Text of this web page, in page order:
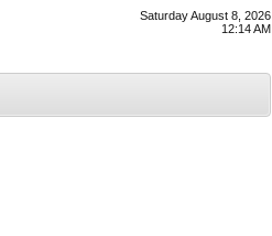
Saturday August 8, 2026
12:14 AM